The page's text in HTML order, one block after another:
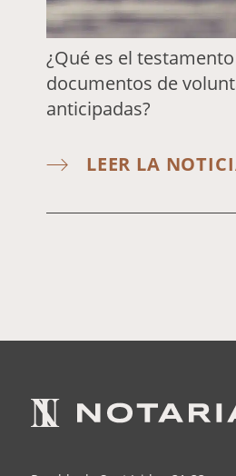
¿Qué es el
documentos de
anticipadas?
LEER LA